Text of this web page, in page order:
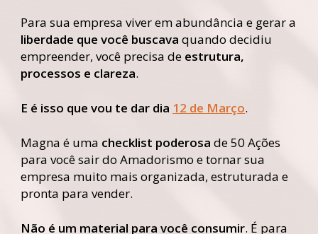
Para sua empresa viver em abundância e gerar a
liberdade que você buscava quando decidiu
empreender, você precisa de estrutura,
processos e clareza.
E é isso que vou te dar dia 12 de Março.
Magna é uma checklist poderosa de 50 Ações
para você sair do Amadorismo e tornar sua
empresa muito mais organizada, estruturada e
pronta para vender.
Não é um material para você consumir. É para